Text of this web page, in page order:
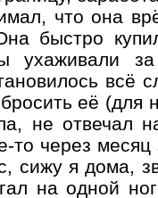
что она
быстро
ухаживали
всё
её
не отвечал
то через
сижу я дома,
на одной